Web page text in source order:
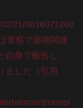
21/0016071260
警察で薬物関連
身で報告し、
ました（引用
news/